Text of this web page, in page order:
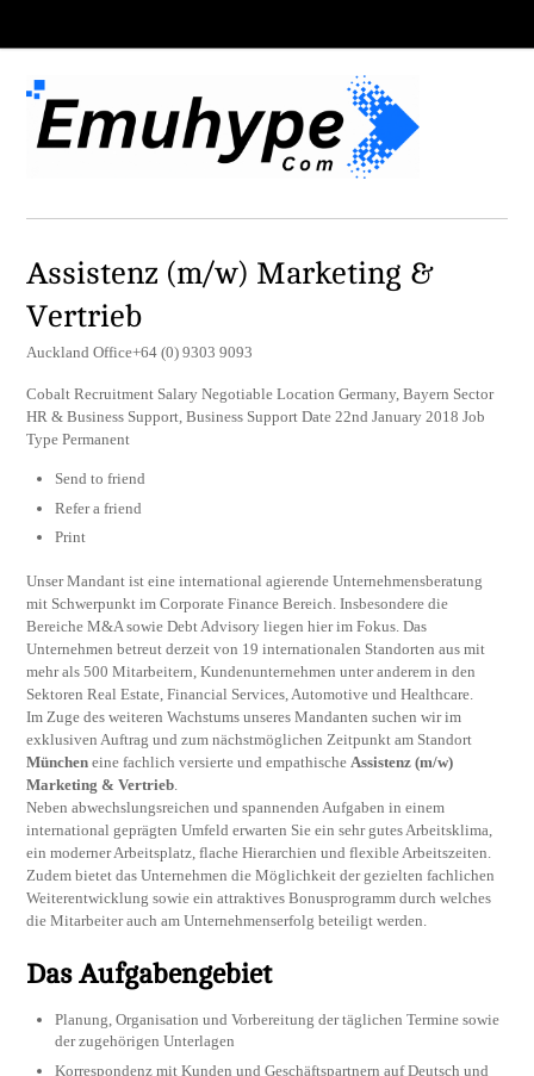
Assistenz (m/w) Marketing &
Vertrieb
Auckland Office+64 (0) 9303 9093
Cobalt Recruitment Salary Negotiable Location Germany, Bayern Sector
HR & Business Support, Business Support Date 22nd January 2018 Job
Type Permanent
Send to friend
Refer a friend
Print
Unser Mandant ist eine international agierende Unternehmensberatung
mit Schwerpunkt im Corporate Finance Bereich. Insbesondere die
Bereiche M&A sowie Debt Advisory liegen hier im Fokus. Das
Unternehmen betreut derzeit von 19 internationalen Standorten aus mit
mehr als 500 Mitarbeitern, Kundenunternehmen unter anderem in den
Sektoren Real Estate, Financial Services, Automotive und Healthcare.
Im Zuge des weiteren Wachstums unseres Mandanten suchen wir im
exklusiven Auftrag und zum nächstmöglichen Zeitpunkt am Standort
München eine fachlich versierte und empathischeAssistenz (m/w)
Marketing & Vertrieb.
Neben abwechslungsreichen und spannenden Aufgaben in einem
international geprägten Umfeld erwarten Sie ein sehr gutes Arbeitsklima,
ein moderner Arbeitsplatz, flache Hierarchien und flexible Arbeitszeiten.
Zudem bietet das Unternehmen die Möglichkeit der gezielten fachlichen
Weiterentwicklung sowie ein attraktives Bonusprogramm durch welches
die Mitarbeiter auch am Unternehmenserfolg beteiligt werden.
Das Aufgabengebiet
Planung, Organisation und Vorbereitung der täglichen Termine sowie
der zugehörigen Unterlagen
Korrespondenz mit Kunden und Geschäftspartnern auf Deutsch und